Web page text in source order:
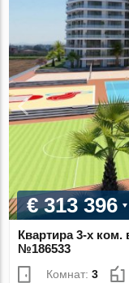
€ 313 396
Квартира 3-х
№186533
Комнат:3